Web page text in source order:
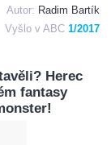
Autor: Radim Bartík
Vyšlo v ABC 1/2017
Herec
fantasy